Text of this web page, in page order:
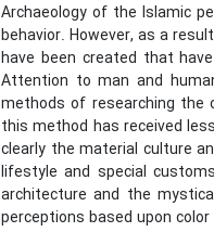
Archaeology of the Islamic
behavior. However, as a
have been created that
Attention to man and
methods of researching the
this method has received
clearly the material culture
lifestyle and special
architecture and the
perceptions based upon